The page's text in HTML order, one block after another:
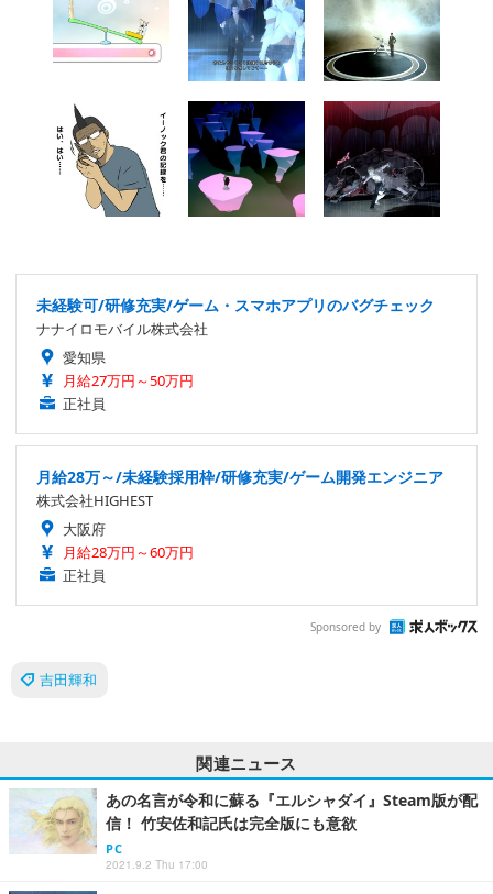
未経験可/研修充実/ゲーム・スマホアプリのバグチェック
ナナイロモバイル株式会社
愛知県
月給27万円～50万円
正社員
月給28万～/未経験採用枠/研修充実/ゲーム開発エンジニア
株式会社HIGHEST
大阪府
月給28万円～60万円
正社員
Sponsored by
吉田輝和
関連ニュース
あの名言が令和に蘇る『エルシャダイ』Steam版が配
信！ 竹安佐和記氏は完全版にも意欲
PC
2021.9.2 Thu 17:00